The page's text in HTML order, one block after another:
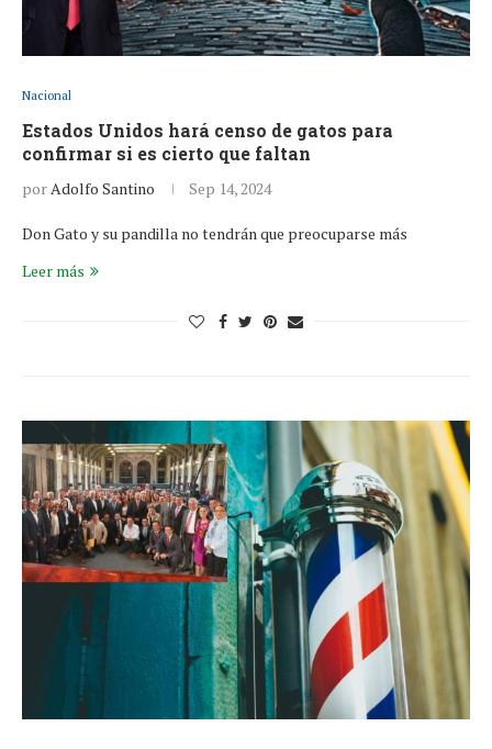
Nacional
Estados Unidos hará censo de gatos para
confirmar si es cierto que faltan
porAdolfo Santino Sep 14, 2024
Don Gato y su pandilla no tendrán que preocuparse más
Leer más